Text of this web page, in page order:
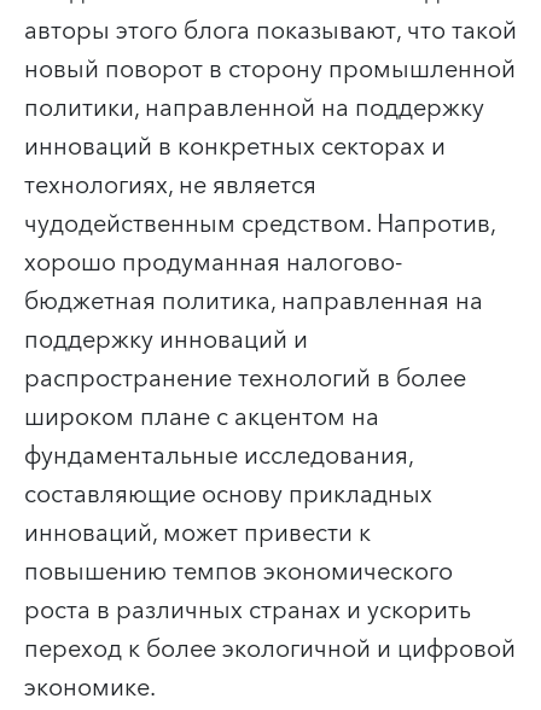
авторы этого блога показывают, что такой
новый поворот в сторону промышленной
политики, направленной на поддержку
инноваций в конкретных секторах и
технологиях, не является
чудодейственным средством. Напротив,
хорошо продуманная налогово-
бюджетная политика, направленная на
поддержку инноваций и
распространение технологий в более
широком плане с акцентом на
фундаментальные исследования,
составляющие основу прикладных
инноваций, может привести к
повышению темпов экономического
роста в различных странах и ускорить
переход к более экологичной и цифровой
экономике.